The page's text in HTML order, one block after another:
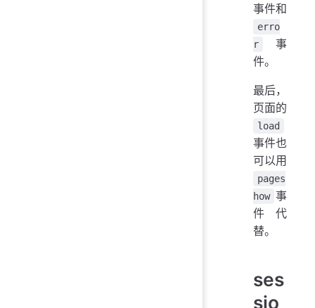
事件和
erro
r
事
件。
最后，
页面的
load
事件也
可以用
pages
how 事
件代
替。
ses
sio